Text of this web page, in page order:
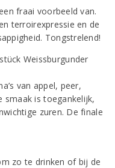
fraai voorbeeld van.
terroirexpressie en de
Tongstrelend!
van appel, peer,
smaak is toegankelijk,
zuren. De finale
zo te drinken of bij de